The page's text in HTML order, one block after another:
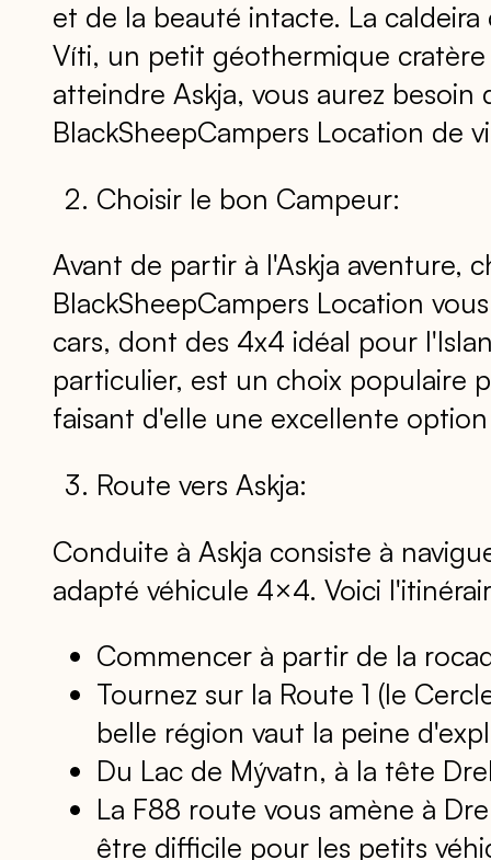
et de la beauté intacte. La
Víti, un petit géothermique
atteindre Askja, vous aurez
BlackSheepCampers Location de
Choisir le bon Campeur:
Avant de partir à l'Askja aventure,
BlackSheepCampers Location
cars, dont des 4x4 idéal pour
particulier, est un choix populaire
faisant d'elle une excellente
Route vers Askja:
Conduite à Askja consiste à
adapté véhicule 4×4. Voici
Commencer à partir de la
Tournez sur la Route 1 (le
belle région vaut la peine
Du Lac de Mývatn, à la tête
La F88 route vous amène à
être difficile pour les petits